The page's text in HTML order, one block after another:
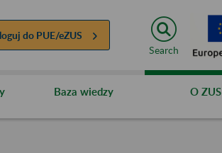
do PUE/eZUS
Search
Baza wiedzy O ZUS